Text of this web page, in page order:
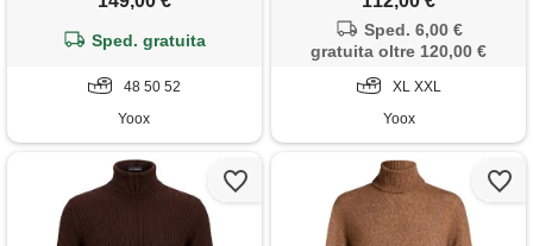
Sped. gratuita
48 50 52
Yoox
Sped. 6,00 €
gratuita oltre 120,00 €
XL XXL
Yoox